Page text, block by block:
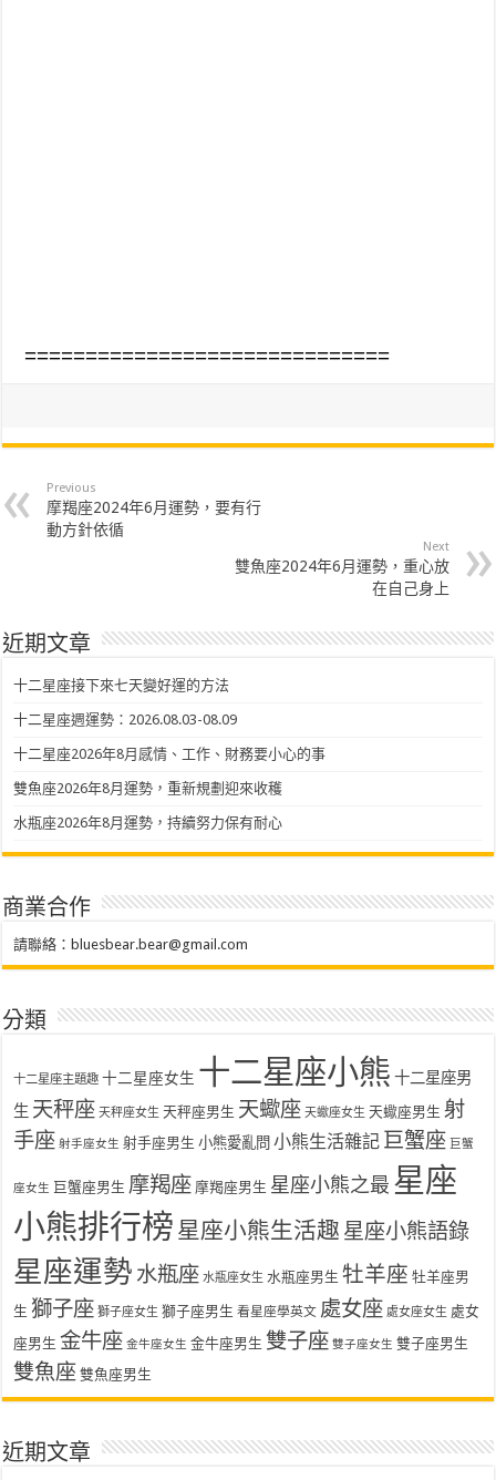
==============================
Previous
摩羯座2024年6月運勢，要有行
動方針依循
Next
雙魚座2024年6月運勢，重心放
在自己身上
近期文章
十二星座接下來七天變好運的方法
十二星座週運勢：2026.08.03-08.09
十二星座2026年8月感情、工作、財務要小心的事
雙魚座2026年8月運勢，重新規劃迎來收穫
水瓶座2026年8月運勢，持續努力保有耐心
商業合作
請聯絡： bluesbear.bear@gmail.com
分類
十二星座主題趣 十二星座女生 十二星座小熊 十二星座男
生 天秤座 天秤座女生 天秤座男生 天蠍座 天蠍座女生 天蠍座男生 射
手座 射手座女生 射手座男生 小熊愛亂問 小熊生活雜記 巨蟹座 巨蟹
座女生 巨蟹座男生 摩羯座 摩羯座男生 星座小熊之最 星座
小熊排行榜 星座小熊生活趣 星座小熊語錄
星座運勢 水瓶座 水瓶座女生 水瓶座男生 牡羊座 牡羊座男
生 獅子座 獅子座女生 獅子座男生 看星座學英文 處女座 處女座女生 處女
座男生 金牛座 金牛座女生 金牛座男生 雙子座 雙子座女生 雙子座男生
雙魚座 雙魚座男生
近期文章